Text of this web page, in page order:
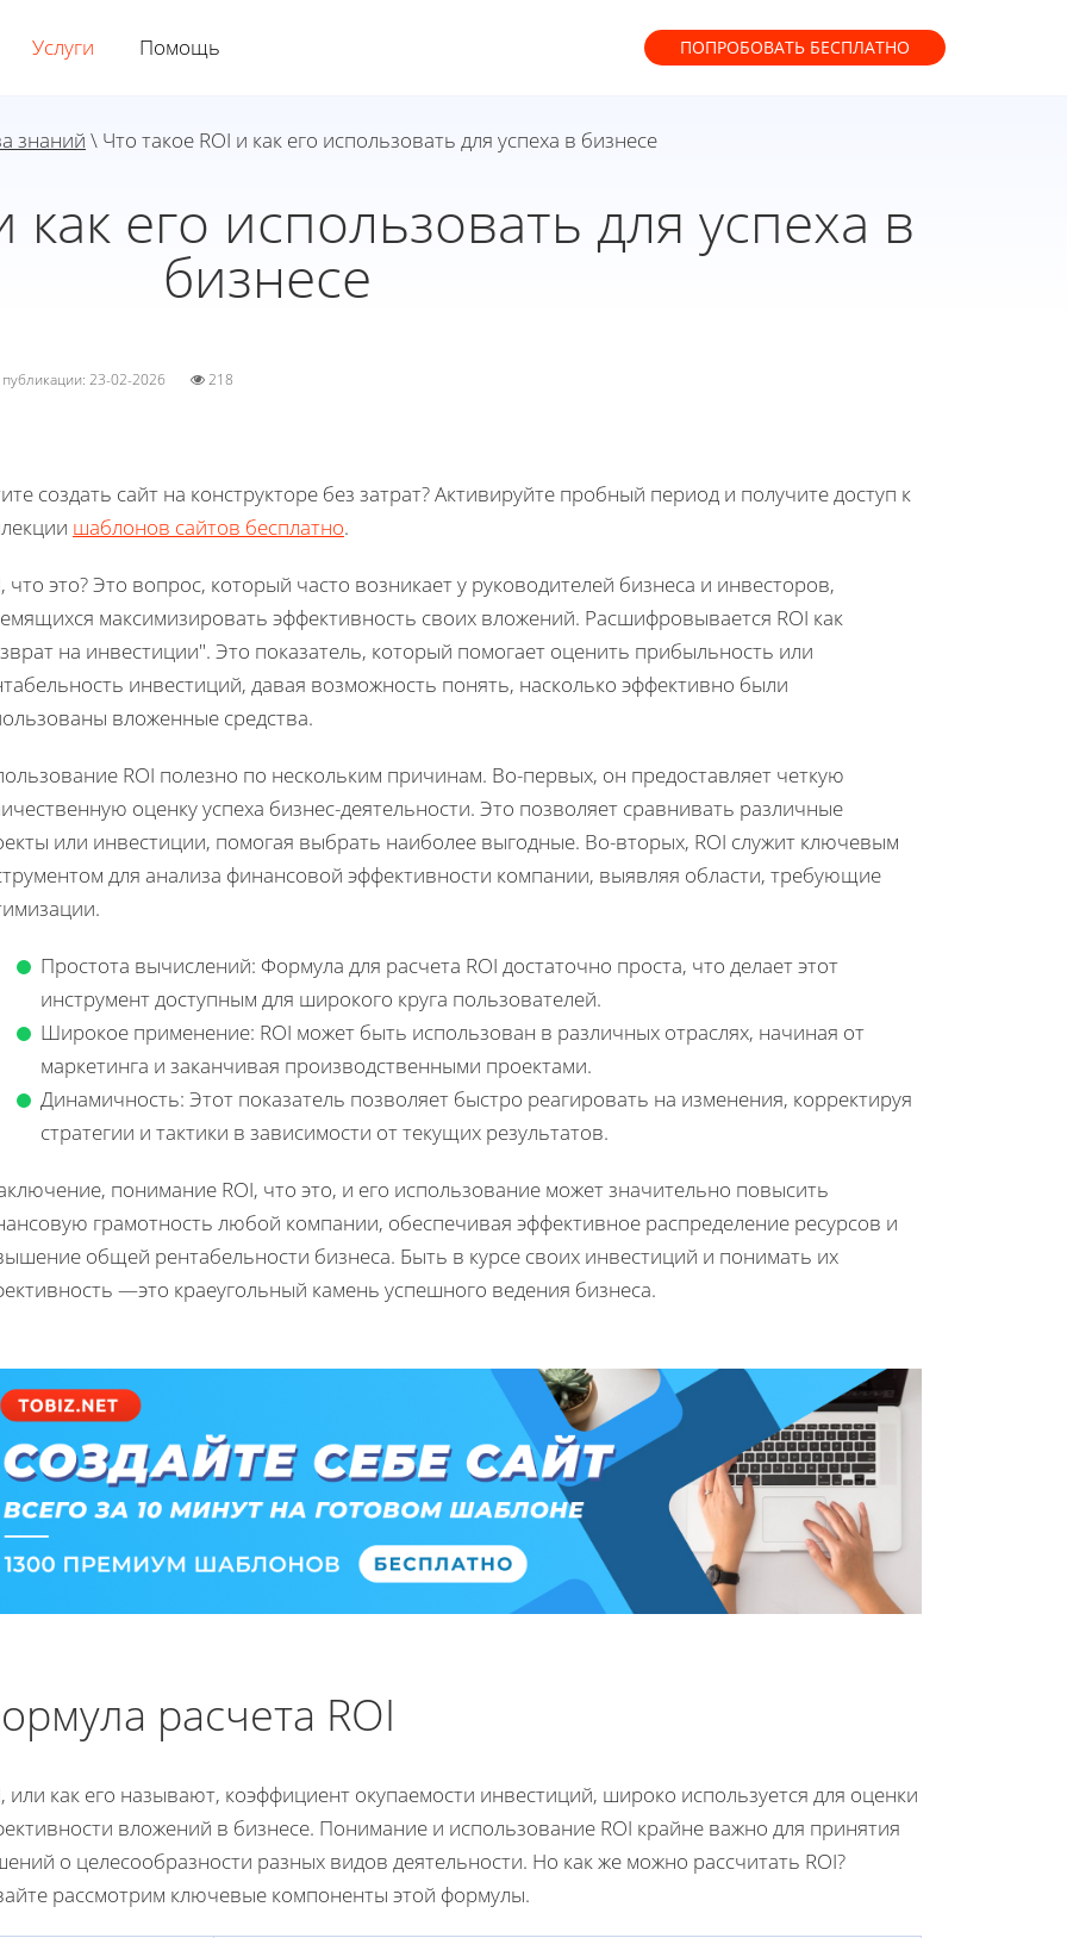
Услуги Помощь ПОПРОБОВАТЬ БЕСПЛАТНО
знаний \ Что такое ROI и как его использовать для успеха в бизнесе
как его использовать для успеха в
бизнесе
публикации: 23-02-2026 218
создать сайт на конструкторе без затрат? Активируйте пробный период и получите доступ к
шаблонов сайтов бесплатно.
что это? Это вопрос, который часто возникает у руководителей бизнеса и инвесторов,
максимизировать эффективность своих вложений. Расшифровывается ROI как
на инвестиции". Это показатель, который помогает оценить прибыльность или
инвестиций, давая возможность понять, насколько эффективно были
вложенные средства.
ROI полезно по нескольким причинам. Во-первых, он предоставляет четкую
оценку успеха бизнес-деятельности. Это позволяет сравнивать различные
или инвестиции, помогая выбрать наиболее выгодные. Во-вторых, ROI служит ключевым
для анализа финансовой эффективности компании, выявляя области, требующие
Простота вычислений: Формула для расчета ROI достаточно проста, что делает этот
инструмент доступным для широкого круга пользователей.
Широкое применение: ROI может быть использован в различных отраслях, начиная от
маркетинга и заканчивая производственными проектами.
Динамичность: Этот показатель позволяет быстро реагировать на изменения, корректируя
стратегии и тактики в зависимости от текущих результатов.
понимание ROI, что это, и его использование может значительно повысить
грамотность любой компании, обеспечивая эффективное распределение ресурсов и
общей рентабельности бизнеса. Быть в курсе своих инвестиций и понимать их
—это краеугольный камень успешного ведения бизнеса.
расчета ROI
или как его называют, коэффициент окупаемости инвестиций, широко используется для оценки
вложений в бизнесе. Понимание и использование ROI крайне важно для принятия
о целесообразности разных видов деятельности. Но как же можно рассчитать ROI?
рассмотрим ключевые компоненты этой формулы.